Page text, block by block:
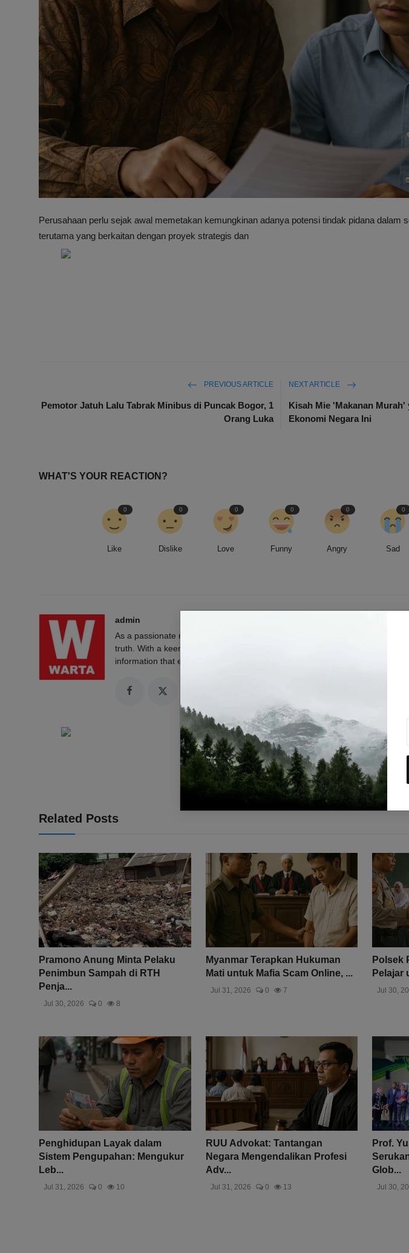
Perusahaan perlu sejak awal memetakan kemungkinan adanya potensi tindak pidana dalam
terutama yang berkaitan dengan proyek strategis dan
PREVIOUS ARTICLE
Pemotor Jatuh Lalu Tabrak Minibus di Puncak Bogor, 1
Orang Luka
NEXT ARTICLE
Kisah Mie 'Makanan
Ekonomi Negara Ini
WHAT'S YOUR REACTION?
Like
0
Dislike
0
Love
0
Funny
0
Angry
0
Sad
0
admin
As a passionate news reporter, I am fueled by an insatiable curiosity and an
truth. With a keen eye for detail and a relentless pursuit of stories, I strive to
information that empowers and engages readers.
Related Posts
Pramono Anung Minta Pelaku
Penimbun Sampah di RTH
Penja...
Jul 30, 2026 0 8
Myanmar Terapkan Hukuman
Mati untuk Mafia Scam Online, ...
Jul 31, 2026 0 7
Polsek
Pelajar
Jul 30,
Penghidupan Layak dalam
Sistem Pengupahan: Mengukur
Leb...
Jul 31, 2026 0 10
RUU Advokat: Tantangan
Negara Mengendalikan Profesi
Adv...
Jul 31, 2026 0 13
Prof.
Glob...
Jul 30,